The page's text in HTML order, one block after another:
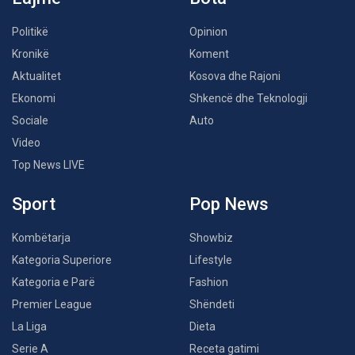
Politikë
Kronikë
Aktualitet
Ekonomi
Sociale
Video
Top News LIVE
Opinion
Koment
Kosova dhe Rajoni
Shkencë dhe Teknologji
Auto
Sport
Kombëtarja
Kategoria Superiore
Kategoria e Parë
Premier League
La Liga
Serie A
Pop News
Showbiz
Lifestyle
Fashion
Shëndeti
Dieta
Receta gatimi